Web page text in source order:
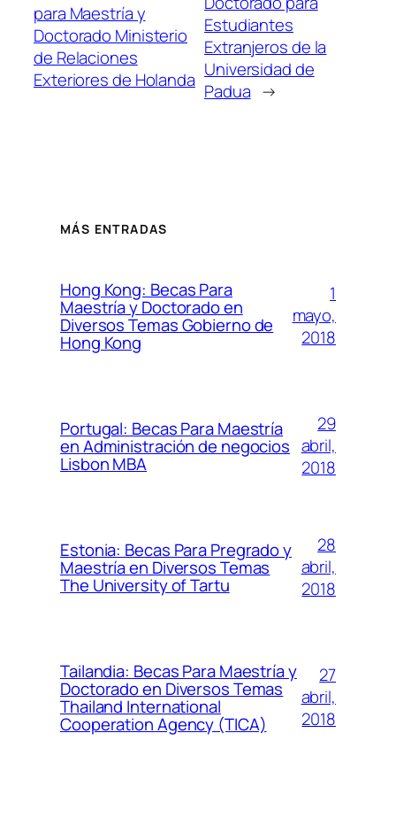
para Maestría y
Doctorado Ministerio
de Relaciones
Exteriores de Holanda
Estudiantes
Extranjeros de la
Universidad de
Padua →
MÁS ENTRADAS
Hong Kong: Becas Para
Maestría y Doctorado en
Diversos Temas Gobierno de
Hong Kong
1
mayo,
2018
Portugal: Becas Para Maestría
en Administración de negocios
Lisbon MBA
29
abril,
2018
Estonia: Becas Para Pregrado y
Maestría en Diversos Temas
The University of Tartu
28
abril,
2018
Tailandia: Becas Para Maestría y
Doctorado en Diversos Temas
Thailand International
Cooperation Agency (TICA)
27
abril,
2018